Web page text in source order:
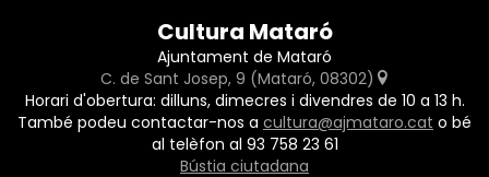
Cultura Mataró
Ajuntament de Mataró
C. de Sant Josep, 9 (Mataró, 08302)
Horari d'obertura: dilluns, dimecres i divendres de 10 a 13 h.
També podeu contactar-nos a cultura@ajmataro.cat o bé
al telèfon al 93 758 23 61
Bústia ciutadana